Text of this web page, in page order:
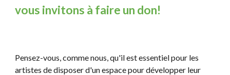
vous invitons à faire un don!
Pensez-vous, comme nous, qu'il est essentiel pour les
artistes de disposer d'un espace pour développer leur